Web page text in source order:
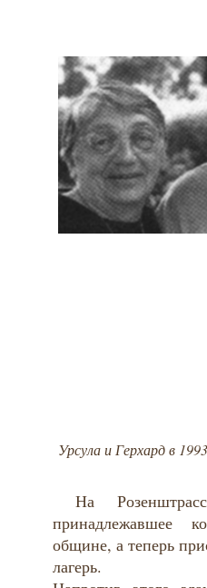
Урсула и Герхард в
На
принадлежавшее
общине, а теперь
лагерь.